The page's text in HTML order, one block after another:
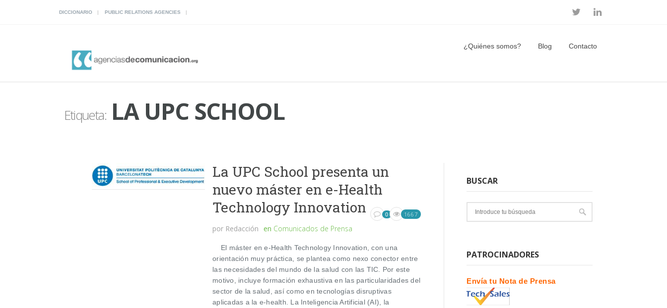
DICCIONARIO PUBLIC RELATIONS AGENCIES
¿Quiénes somos? Blog Contacto
Etiqueta:LA UPC SCHOOL
La UPC School presenta un
nuevo máster en e-Health
Technology Innovation
por Redacción en Comunicados de Prensa
0 1667
El máster en e-Health Technology Innovation, con una
orientación muy práctica, se plantea como nexo conector entre
las necesidades del mundo de la salud con las TIC. Por este
motivo, incluye formación exhaustiva en las particularidades del
sector de la salud, así como en tecnologías disruptivas
aplicadas a la e-health. La Inteligencia Artificial (AI), la
BUSCAR
PATROCINADORES
Envía tu Nota de Prensa